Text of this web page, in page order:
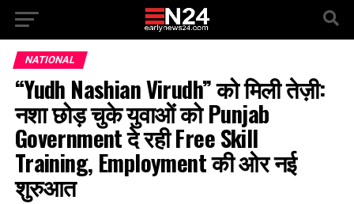
NATIONAL
“Yudh Nashian Virudh” को मिली तेज़ी:
नशा छोड़ चुके युवाओं को Punjab
Government दे रही Free Skill
Training, Employment की ओर नई
शुरुआत